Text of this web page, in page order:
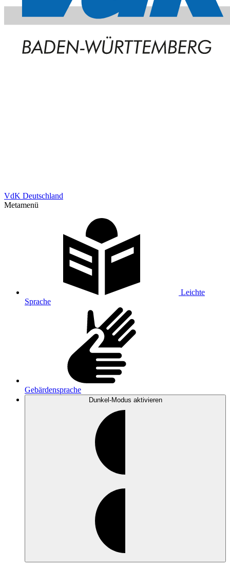
VdK Deutschland
Metamenü
Leichte
Sprache
Gebärdensprache
Dunkel-Modus aktivieren